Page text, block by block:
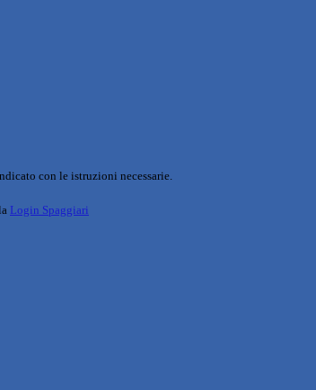
con le istruzioni necessarie.
Login Spaggiari